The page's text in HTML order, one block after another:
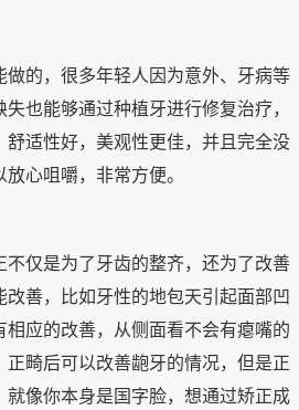
做的，很多年轻人因为意外、牙病等
也能够通过种植牙进行修复治疗，
适性好，美观性更佳，并且完全没
心咀嚼，非常方便。
仅是为了牙齿的整齐，还为了改善
善，比如牙性的地包天引起面部凹
应的改善，从侧面看不会有瘪嘴的
畸后可以改善龅牙的情况，但是正
像你本身是国字脸，想通过矫正成